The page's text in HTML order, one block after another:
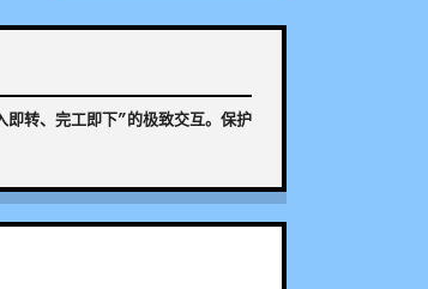
即转、完工即下”的极致交互。保护